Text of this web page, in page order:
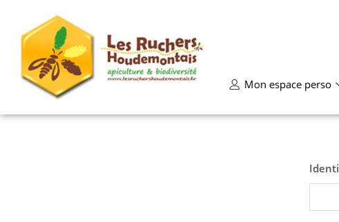
Mon espace perso